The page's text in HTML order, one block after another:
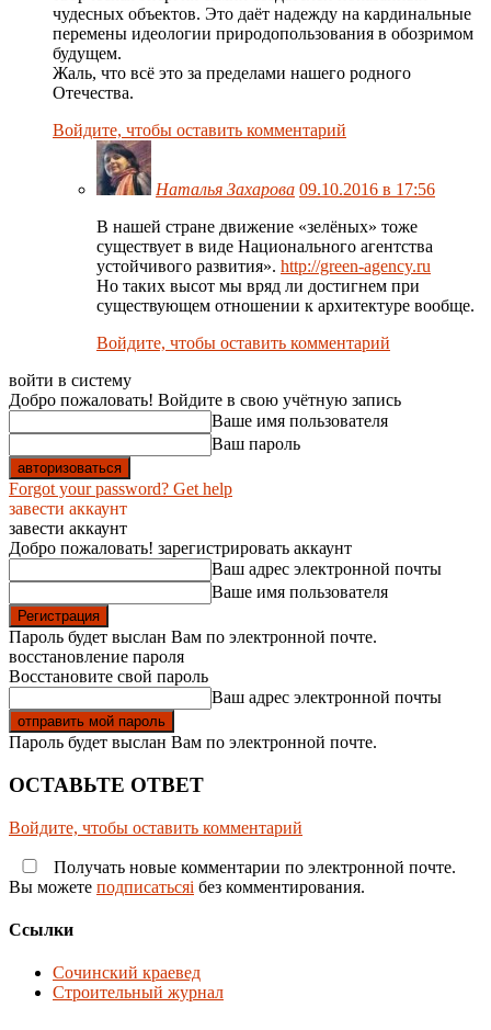
чудесных объектов. Это даёт надежду на кардинальные
перемены идеологии природопользования в обозримом
будущем.
Жаль, что всё это за пределами нашего родного
Отечества.
Войдите, чтобы оставить комментарий
Наталья Захарова 09.10.2016 в 17:56
В нашей стране движение «зелёных» тоже
существует в виде Национального агентства
устойчивого развития». http://green-agency.ru
Но таких высот мы вряд ли достигнем при
существующем отношении к архитектуре вообще.
Войдите, чтобы оставить комментарий
войти в систему
Добро пожаловать! Войдите в свою учётную запись
Ваше имя пользователя
Ваш пароль
Forgot your password? Get help
завести аккаунт
завести аккаунт
Добро пожаловать! зарегистрировать аккаунт
Ваш адрес электронной почты
Ваше имя пользователя
Пароль будет выслан Вам по электронной почте.
восстановление пароля
Восстановите свой пароль
Ваш адрес электронной почты
Пароль будет выслан Вам по электронной почте.
ОСТАВЬТЕ ОТВЕТ
Войдите, чтобы оставить комментарий
Получать новые комментарии по электронной почте.
Вы можете подписатьсяi без комментирования.
Ссылки
Сочинский краевед
Строительный журнал